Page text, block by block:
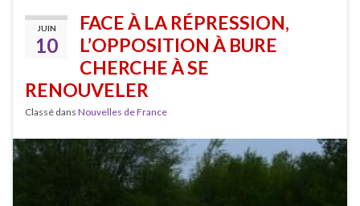
JUIN
10
FACE À LA RÉPRESSION,
L’OPPOSITION À BURE
CHERCHE À SE
RENOUVELER
Classé dans Nouvelles de France